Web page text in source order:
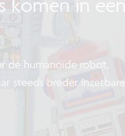
dé humanoïde robot,
steeds breder inzetbare